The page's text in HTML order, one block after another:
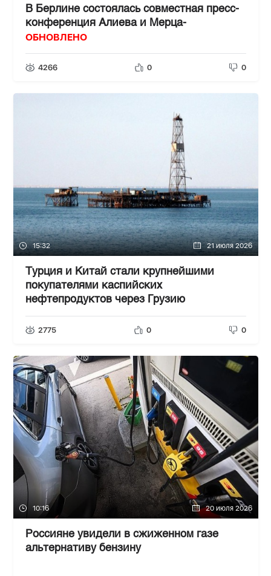
В Берлине состоялась совместная пресс-
конференция Алиева и Мерца-
ОБНОВЛЕНО
4266 0 0
15:32 21 июля 2026
Турция и Китай стали крупнейшими
покупателями каспийских
нефтепродуктов через Грузию
2775 0 0
10:16 20 июля 2026
Россияне увидели в сжиженном газе
альтернативу бензину